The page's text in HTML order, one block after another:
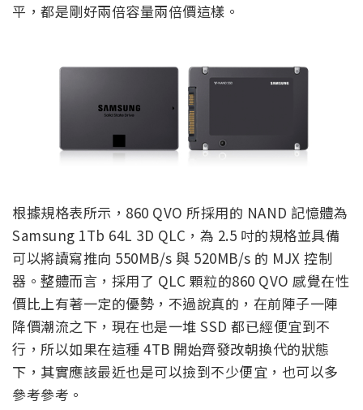
平，都是剛好兩倍容量兩倍價這樣。
根據規格表所示，860 QVO 所採用的 NAND 記憶體為
Samsung 1Tb 64L 3D QLC，為 2.5 吋的規格並具備
可以將讀寫推向 550MB/s 與 520MB/s 的 MJX 控制
器。整體而言，採用了 QLC 顆粒的860 QVO 感覺在性
價比上有著一定的優勢，不過說真的，在前陣子一陣
降價潮流之下，現在也是一堆 SSD 都已經便宜到不
行，所以如果在這種 4TB 開始齊發改朝換代的狀態
下，其實應該最近也是可以撿到不少便宜，也可以多
參考參考。